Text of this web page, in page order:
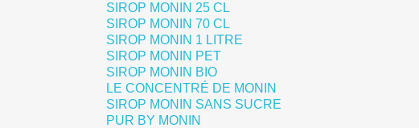
SIROP MONIN 25 CL
SIROP MONIN 70 CL
SIROP MONIN 1 LITRE
SIROP MONIN PET
SIROP MONIN BIO
LE CONCENTRÉ DE MONIN
SIROP MONIN SANS SUCRE
PUR BY MONIN